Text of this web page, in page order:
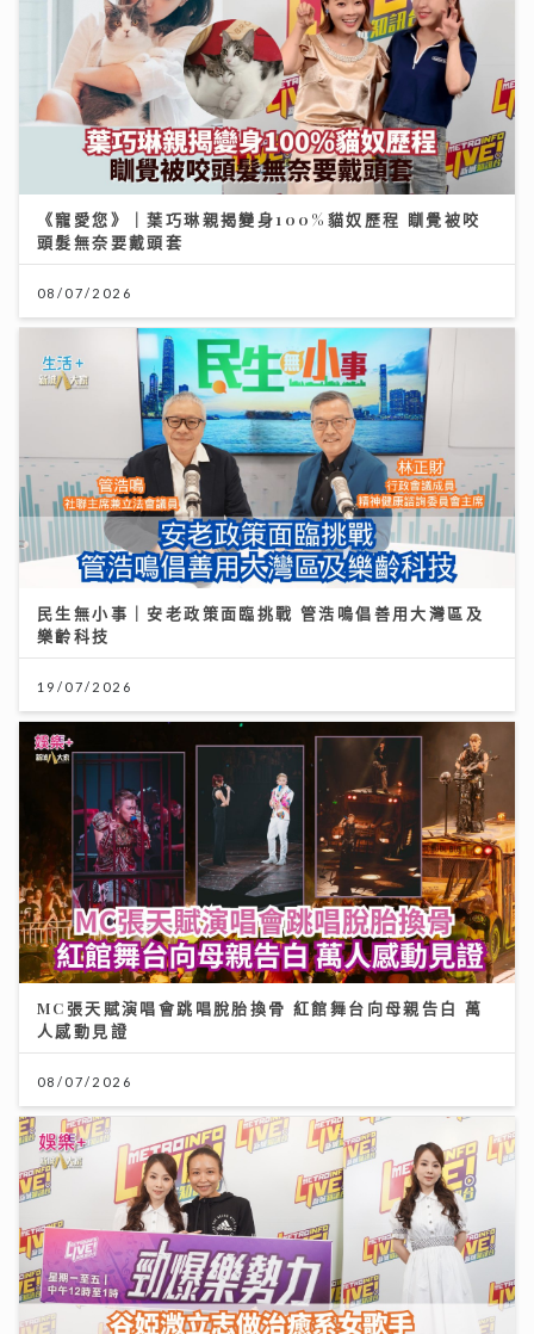
《寵愛您》｜葉巧琳親揭變身100%貓奴歷程 瞓覺被咬
頭髮無奈要戴頭套
08/07/2026
民生無小事｜安老政策面臨挑戰 管浩鳴倡善用大灣區及
樂齡科技
19/07/2026
MC張天賦演唱會跳唱脫胎換骨 紅館舞台向母親告白 萬
人感動見證
08/07/2026